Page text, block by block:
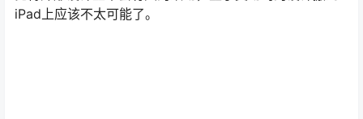
iPad上应该不太可能了。